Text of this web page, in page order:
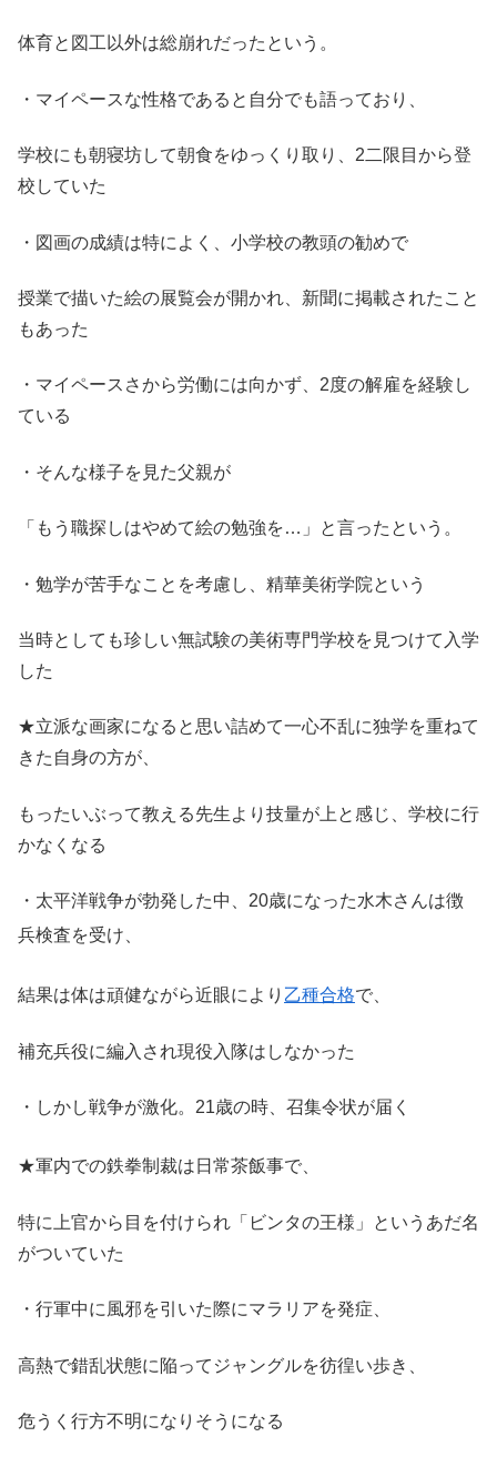
体育と図工以外は総崩れだったという。
・マイペースな性格であると自分でも語っており、
学校にも朝寝坊して朝食をゆっくり取り、2二限目から登
校していた
・図画の成績は特によく、小学校の教頭の勧めで
授業で描いた絵の展覧会が開かれ、新聞に掲載されたこと
もあった
・マイペースさから労働には向かず、2度の解雇を経験し
ている
・そんな様子を見た父親が
「もう職探しはやめて絵の勉強を…」と言ったという。
・勉学が苦手なことを考慮し、精華美術学院という
当時としても珍しい無試験の美術専門学校を見つけて入学
した
★立派な画家になると思い詰めて一心不乱に独学を重ねて
きた自身の方が、
もったいぶって教える先生より技量が上と感じ、学校に行
かなくなる
・太平洋戦争が勃発した中、20歳になった水木さんは徴
兵検査を受け
結果は体は頑健ながら近眼により 乙種合格で
補充兵役に編入され現役入隊はしなかった
・しかし戦争が激化。21歳の時、召集令状が届く
★軍内での鉄拳制裁は日常茶飯事で、
特に上官から目を付けられ「ビンタの王様」というあだ名
がついていた
・行軍中に風邪を引いた際にマラリアを発症、
高熱で錯乱状態に陥ってジャングルを彷徨い歩き、
危うく行方不明になりそうになる